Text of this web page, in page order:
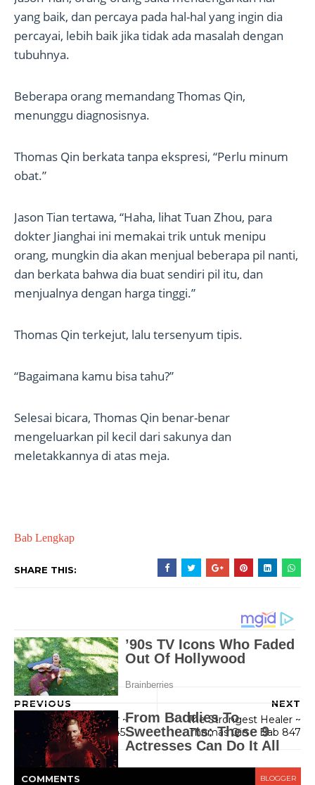
yang baik, dan percaya pada hal-hal yang ingin dia
percayai, lebih baik jika tidak ada masalah dengan
tubuhnya.
Beberapa orang memandang Thomas Qin,
menunggu diagnosisnya.
Thomas Qin berkata tanpa ekspresi, “Perlu minum
obat.”
Jason Tian tertawa, “Haha, lihat Tuan Zhou, para
dokter Jianghai ini memakai trik untuk menipu
orang, mungkin dia akan menjual beberapa pil nanti,
dan berkata bahwa dia buat sendiri pil itu, dan
menjualnya dengan harga tinggi.”
Thomas Qin terkejut, lalu tersenyum tipis.
“Bagaimana kamu bisa tahu?”
Selesai bicara, Thomas Qin benar-benar
mengeluarkan pil kecil dari sakunya dan
meletakkannya di atas meja.
Bab Lengkap
SHARE THIS:
NEXT
The Strongest Healer ~
Thomas Qin ~ Bab 847
PREVIOUS
The Strongest Healer ~
Thomas Qin ~ Bab 845
COMMENTS BLOGGER